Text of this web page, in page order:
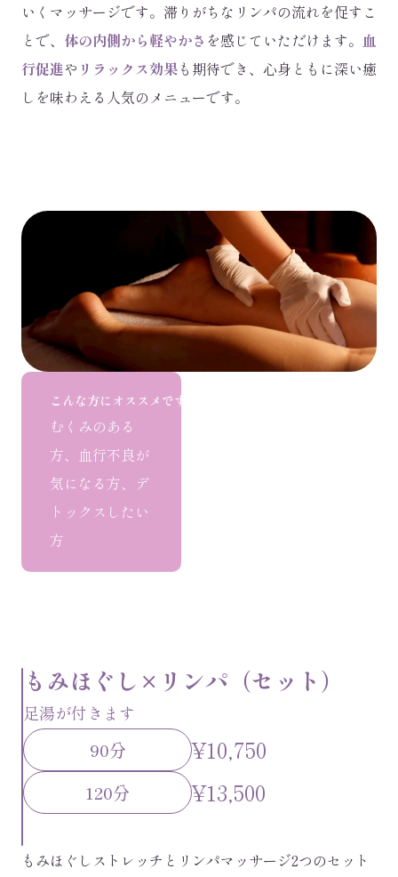
いくマッサージです。滞りがちなリンパの流れを促すこ
とで、 体の内側から軽やかさ を感じていただけます。 血
行促進や リラックス効果も期待でき、心身ともに深い癒
しを味わえる人気のメニューです。
こんな方にオススメです
むくみのある
方、血行不良が
気になる方、デ
トックスしたい
方
もみほぐし×リンパ（セット）
足湯が付きます
90分 ¥10,750
120分 ¥13,500
もみほぐしストレッチとリンパマッサージ2つのセット